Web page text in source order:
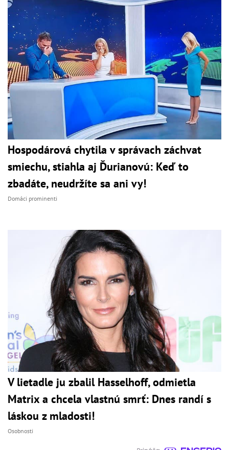
Hospodárová chytila v správach záchvat
smiechu, stiahla aj Ďurianovú: Keď to
zbadáte, neudržíte sa ani vy!
Domáci prominenti
V lietadle ju zbalil Hasselhoff, odmietla
Matrix a chcela vlastnú smrť: Dnes randí s
láskou z mladosti!
Osobnosti